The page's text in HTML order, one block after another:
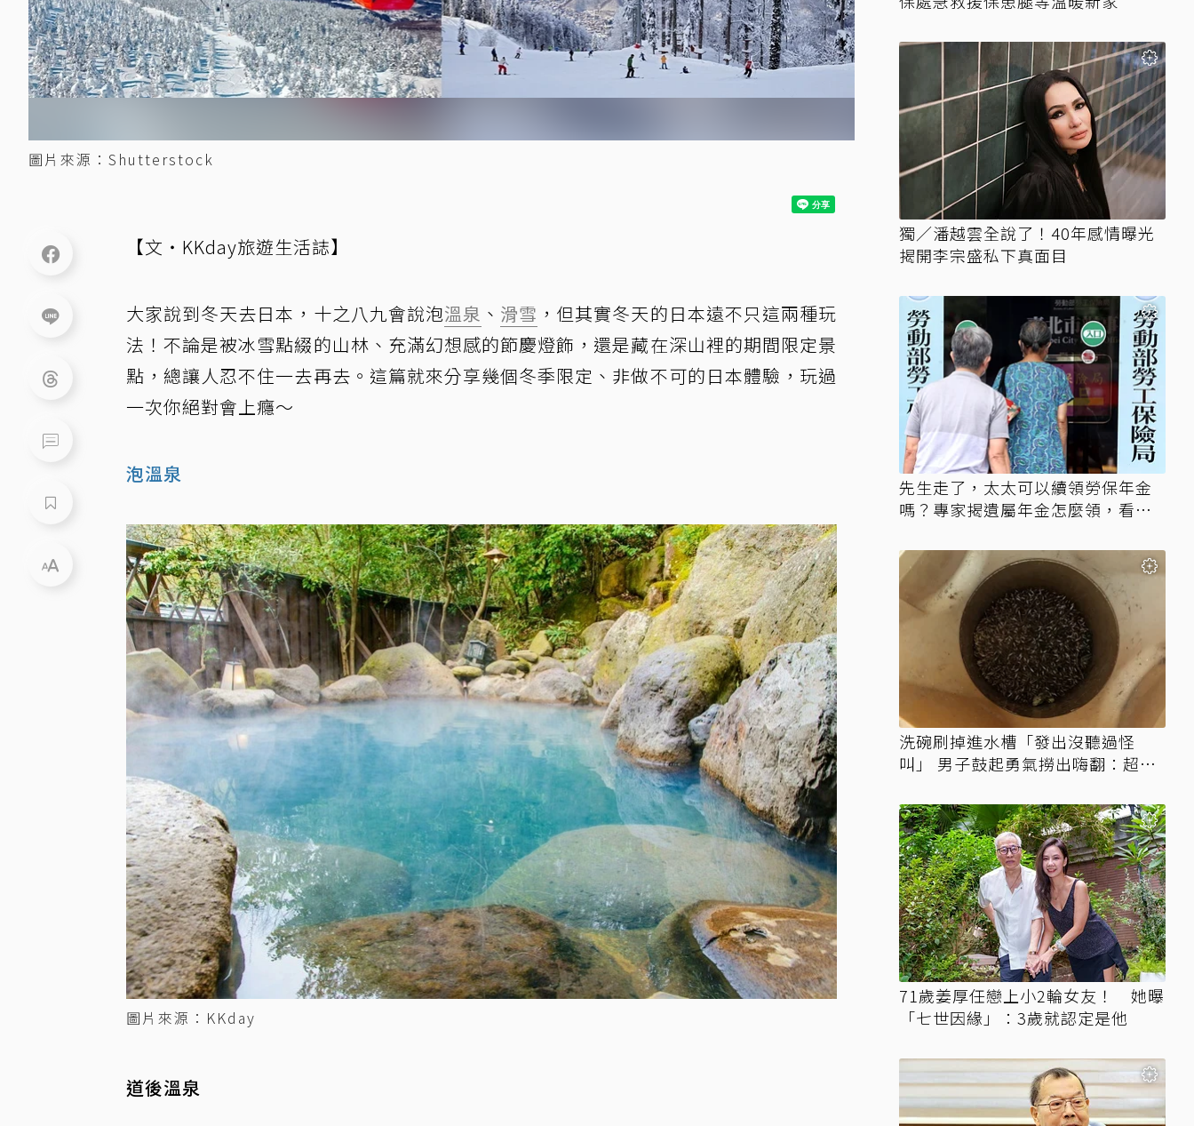
圖片來源：Shutterstock
【文・KKday旅遊生活誌】
大家說到冬天去日本，十之八九會說泡溫泉 、 滑雪 ，但其實冬天的日本遠不只這兩種玩
法！不論是被冰雪點綴的山林、充滿幻想感的節慶燈飾，還是藏在深山裡的期間限定景
點，總讓人忍不住一去再去。這篇就來分享幾個冬季限定、非做不可的日本體驗，玩過
一次你絕對會上癮～
泡溫泉
圖片來源：KKday
道後溫泉
獨／潘越雲全說了！40年感情曝光
揭開李宗盛私下真面目
先生走了，太太可以續領勞保年金
嗎？專家揭遺屬年金怎麼領，看順
洗碗刷掉進水槽「發出沒聽過怪
叫」 男子鼓起勇氣撈出嗨翻：超可
71歲姜厚任戀上小2輪女友！ 她曝
「七世因緣」：3歲就認定是他